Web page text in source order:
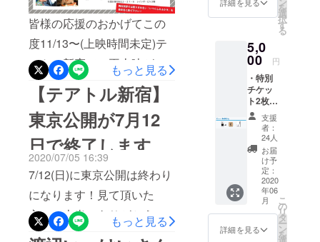
知、白畑真逸、剣持直明。
『雨と ともに...』30min 監
督:白峰優梨子・片元亮 出
演: 榎本桜、美紗央【B】
『いつくしみふかき』
109min 監督:大山晃一郎
出演:渡辺いっけい、遠山
雄、榎本桜、金田明夫【日
時】 10月25日(火)11時～
B 14時～A 17時～B26日
(水)12時～A 14時～B28日
(金)11時～A 14時～B 17
ございます。そして製作初
期からお世話になった飯田
市でフィナーレを迎えられ
ることをとても嬉しく思い
ます。監督、キャスト、ス
タッフ一同心より御礼申し
上げます。【上映スケ
ジュール】劇場：トキワ劇
場上映スケジュール：6月3
日(金)～16日(木)登壇者3日
(金)大山晃一郎監督、遠山
雄、榎本桜4日(土)大山晃一
皆様の応援のおかげてこの
度11/13〜(上映時間未定)テ
アトル新宿での再上映が決
まりました！前売り券をお
持ちでまだいらっしゃって
ない方が居ましたら是非お
越し下さい！！そして上映
前にこんなイベントを企画
しました！限定14席の早い
者勝ち！！再上映される
『いつくしみふかき』を見
もっと見る
【テアトル新宿】
東京公開が7月12
日で終了します
2020/07/05 16:39
7/12(日)に東京公開は終わり
になります！見て頂いた
方々、本当にありがとうご
ざいます！まだご覧になっ
もっと見る
ござい
ます。
を
選
択
す
る
5,0
00 円
・特別
チケッ
ト2枚
・映画
『いつ
くしみ
ふか
き』オ
リジナ
ルコー
スター
・大山
晃一郎
監督作
品『ほ
支援
者：
24人
お届
け予
定：
2020
年06
月
詳細を見る
こ
の
リ
タ
ー
ン
を